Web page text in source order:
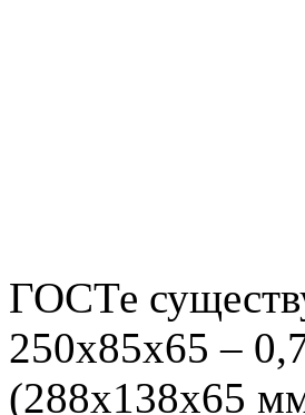
ГОСТе
250х85х65 –
(288х138х65